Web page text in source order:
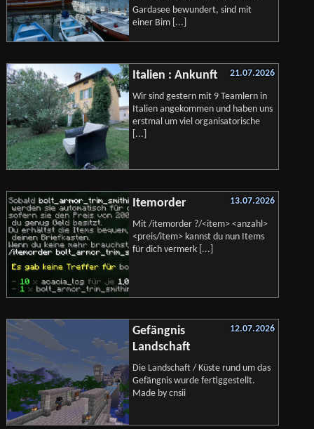
Gardasee bewundert, sind mit
einer Bim [...]
Italien : Ankunft 21.07.2026
Wir sind gestern mit 9 Teamlern in
Italien angekommen und haben uns
erstmal um viel organisatorische
[...]
Itemorder 13.07.2026
Mit /itemorder ?/<item> <anzahl>
<preis/item> kannst du nun Items
für dich vermerk [...]
Gefängnis
Landschaft
12.07.2026
Die Landschaft / Küste rund um das
Gefängnis wurde fertiggestellt.
Made by cnsii